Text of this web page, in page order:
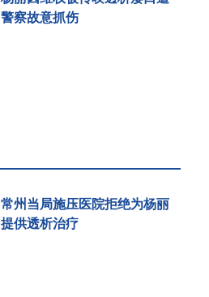
警察故意抓伤
常州当局施压医院拒绝为杨丽
提供透析治疗